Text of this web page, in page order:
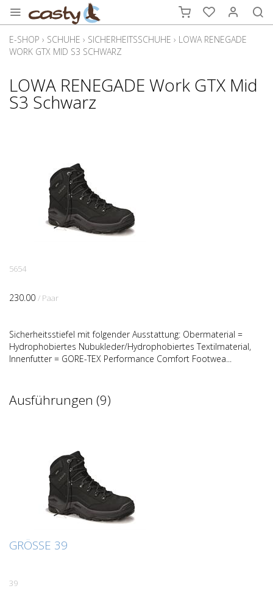
E-SHOP › SCHUHE › SICHERHEITSSCHUHE › LOWA RENEGADE
WORK GTX MID S3 SCHWARZ
LOWA RENEGADE Work GTX Mid
S3 Schwarz
5654
230.00 / Paar
Sicherheitsstiefel mit folgender Ausstattung: Obermaterial =
Hydrophobiertes Nubukleder/Hydrophobiertes Textilmaterial,
Innenfutter = GORE-TEX Performance Comfort Footwea...
Ausführungen (9)
GRÖSSE 39
39